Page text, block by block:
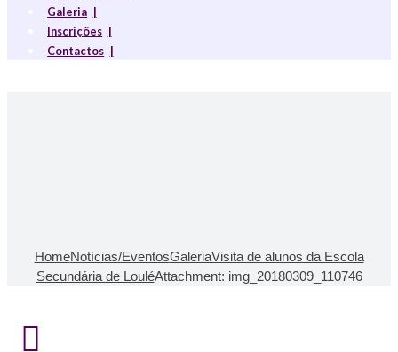
Galeria
Inscrições
Contactos
HomeNotícias/EventosGaleriaVisita de alunos da Escola
Secundária de LouléAttachment: img_20180309_110746